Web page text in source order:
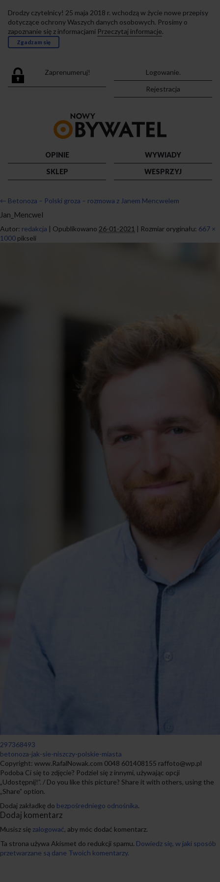
Drodzy czytelnicy! 25 maja 2018 r. wchodzą w życie nowe przepisy
dotyczące ochrony Waszych danych osobowych. Prosimy o
zapoznanie się z informacjami Przeczytaj informacje.
Zgadzam się
Zaprenumeruj!
Logowanie.
Rejestracja
strony
OPINIE
WYWIADY
SKLEP
WESPRZYJ
← Betonoza – Polski groza – rozmowa z Janem Mencwelem
Jan_Mencwel
Autor: redakcja | Opublikowano 26-01-2021 | Rozmiar oryginału: 667 ×
1000 pikseli
297368493
betonoza-jak-sie-niszczy-polskie-miasta
Copyright: www.RafalNowak.com 0048 601408155 raffoto@wp.pl
Podoba Ci się to zdjęcie? Podziel się z innymi, używając opcji
„Udostępnij!”. / Do you like this picture? Share it with others, using the
„Share” option.
Dodaj zakładkę do bezpośredniego odnośnika.
Dodaj komentarz
Musisz się zalogować, aby móc dodać komentarz.
Ta strona używa Akismet do redukcji spamu. Dowiedz się, w jaki sposób
przetwarzane są dane Twoich komentarzy.